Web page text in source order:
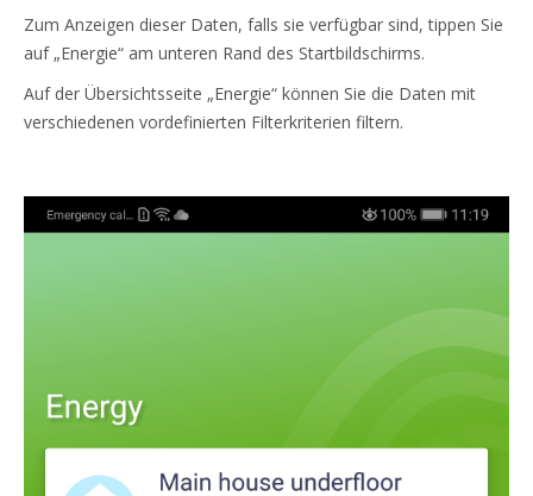
Zum Anzeigen dieser Daten, falls sie verfügbar sind, tippen Sie
auf „Energie“ am unteren Rand des Startbildschirms.
Auf der Übersichtsseite „Energie“ können Sie die Daten mit
verschiedenen vordefinierten Filterkriterien filtern.